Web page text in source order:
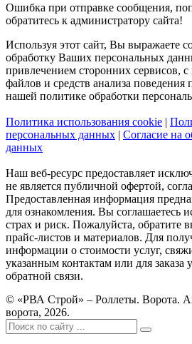
Ошибка при отправке сообщения,
обратитесь к администратору сайта!
Используя этот сайт, Вы выражаете
обработку Ваших персональных
привлечением сторонних сервисов,
файлов и средств анализа поведения
нашей политике обработки
Политика использования cookie |
персональных данных | Согласие на
данных
Наш веб-ресурс предоставляет
не является публичной офертой,
Предоставленная информация
для ознакомления. Вы соглашаетесь
страх и риск. Пожалуйста, обратите
прайс-листов и материалов. Для
информации о стоимости услуг,
указанным контактам или для заказа
обратной связи.
© «РВА Строй» – Роллеты. Ворота.
ворота, 2026.